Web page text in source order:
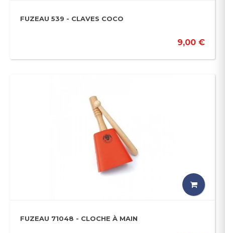
FUZEAU 539 - CLAVES COCO
9,00 €
FUZEAU 71048 - CLOCHE À MAIN